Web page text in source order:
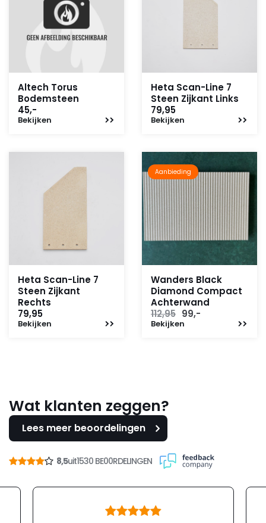
Altech Torus
Bodemsteen
45,-
Bekijken
Heta Scan-Line 7
Steen Zijkant Links
79,95
Bekijken
Heta Scan-Line 7
Steen Zijkant
Rechts
79,95
Bekijken
Aanbieding
Wanders Black
Diamond Compact
Achterwand
112,95 Oorspronkelijke
prijs
99,-
Bekijken
Wat klanten zeggen?
Lees meer beoordelingen
8,5uit1530 BE00RDELINGEN